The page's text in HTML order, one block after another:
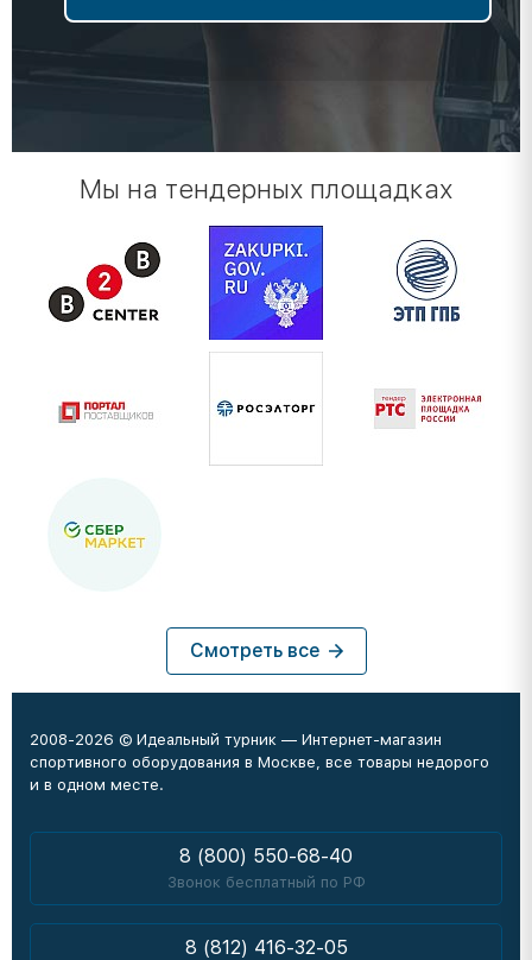
Мы на тендерных площадках
Смотреть все
2008-2026 © Идеальный турник — Интернет-магазин
спортивного оборудования в Москве, все товары недорого
и в одном месте.
8 (800) 550-68-40
Звонок бесплатный по РФ
8 (812) 416-32-05